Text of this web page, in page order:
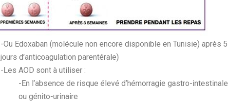
-Ou Edoxaban (molécule non encore disponible en Tunisie) après 5
jours d’anticoagulation parentérale)
-Les AOD sont à utiliser :
-En l’absence de risque élevé d’hémorragie gastro-intestinale
ou génito-urinaire